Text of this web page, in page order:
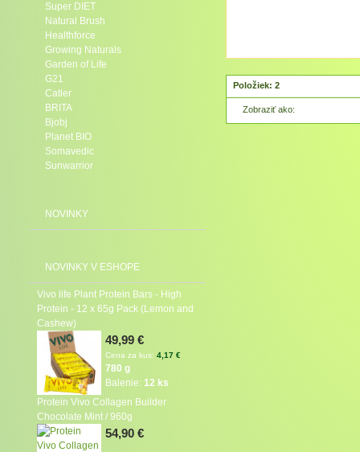
Položiek: 2
Zobraziť ako:
Super DIET
Natural Brush
Healthforce
Growing Naturals
Garden of Life
G21
Catler
BRITA
Bjobj
Planet BIO
Somavedic
Sunwarrior
NOVINKY
NOVINKY V ESHOPE
Vivo life Plant Protein Bars - High
Protein - 12 x 65g Pack (Lemon and
Cashew)
49,99 €
Cena za kus: 4,17 €
780 g
Balenie: 12 ks
Protein Vivo Collagen Builder
Chocolate Mint / 960g
54,90 €